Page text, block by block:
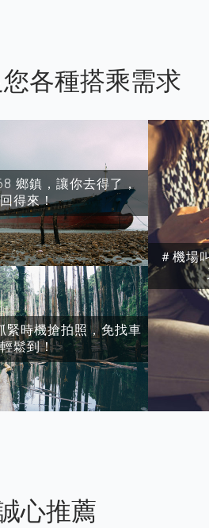
各種搭乘需求
鄉鎮，讓你去得了，
得來！
緊時機搶拍照，免找車
鬆到！
＃機場
心推薦